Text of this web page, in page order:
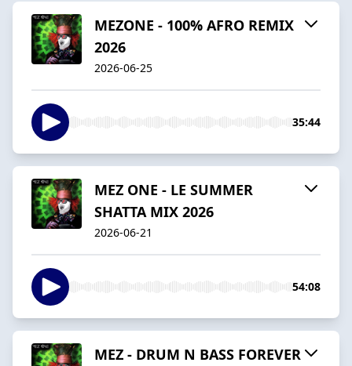
MEZONE - 100% AFRO REMIX
2026
2026-06-25
35:44
MEZ ONE - LE SUMMER
SHATTA MIX 2026
2026-06-21
54:08
MEZ - DRUM N BASS FOREVER